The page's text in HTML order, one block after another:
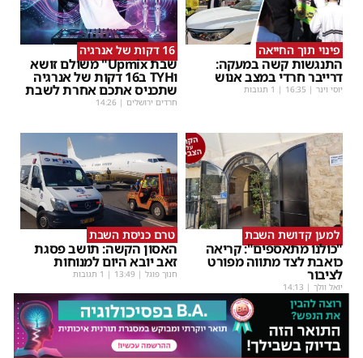
פינוי תוך החייאה
התנגשות קשה במעקה:
דרייבר חרדי במצב אנוש
יוסי וינר |
16:35 | 1 תגובות
16 דקות של אנרגיה
שבת Upmix" משולם זושא
וTYH ב16 דקות של אנרגיה
שתכניס אתכם אחרת לשבת
חרדים ירושלים |
14:26
למען קדושת השבת
"כולנו מתאספים": קריאה
כואבת לצד מתווה מפורט
לציבור
יואל וולך |
14:13
טרם כניסת השבת
האסון הקשה: תושב פסגת
זאב יובא היום למנוחות
חנוך פוגל |
13:49 | 1 תגובות